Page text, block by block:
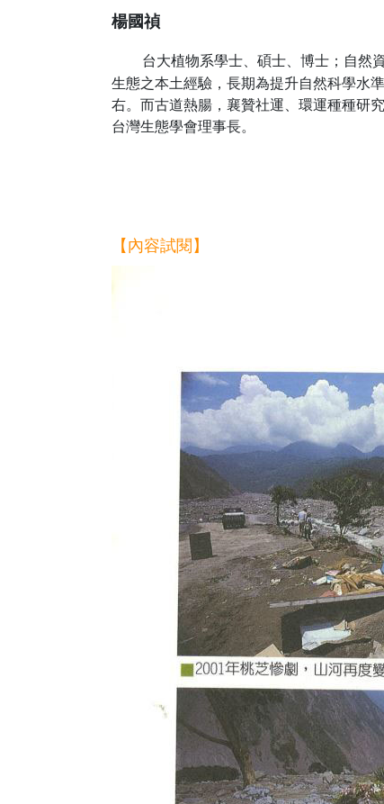
楊國禎
台大植物系學士、碩士、博士；自然
生態之本土經驗，長期為提升自然科學水
右。而古道熱腸，襄贊社運、環運種種研
台灣生態學會理事長。
【內容試閱】